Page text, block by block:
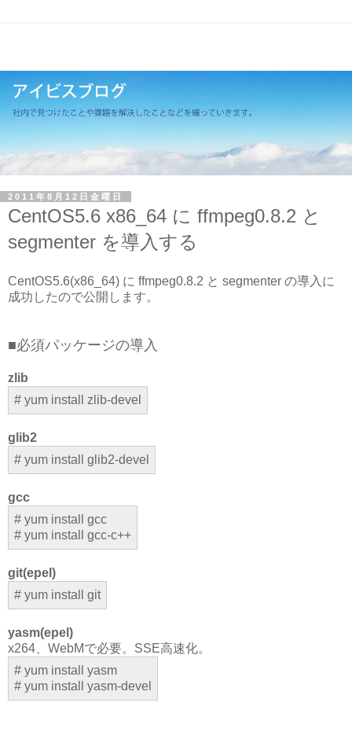
2011年8月12日金曜日
CentOS5.6 x86_64 に ffmpeg0.8.2 と
segmenter を導入する
CentOS5.6(x86_64) に ffmpeg0.8.2 と segmenter の導入に
成功したので公開します。
■必須パッケージの導入
zlib
# yum install zlib-devel
glib2
# yum install glib2-devel
gcc
# yum install gcc
# yum install gcc-c++
git(epel)
# yum install git
yasm(epel)
x264、WebMで必要。SSE高速化。
# yum install yasm
# yum install yasm-devel